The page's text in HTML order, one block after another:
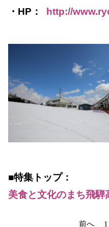
・HP： http://
■特集トップ：
美食と文化のまち飛騨
前へ 1